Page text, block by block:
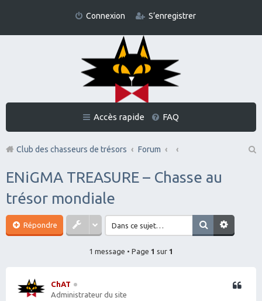
Connexion S’enregistrer
Accès rapide FAQ
Club des chasseurs de trésors
Forum
ENiGMA TREASURE – Chasse au
trésor mondiale
Répondre
1 message • Page 1 sur 1
ChAT
Administrateur du site
Citation